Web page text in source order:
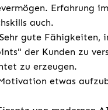
Erfahrung
auch.
Sehr gute Fähigkeiten,
der Kunden zu
zu erzeugen.
etwas